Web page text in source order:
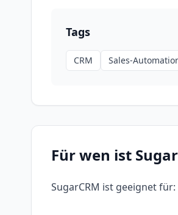
Tags
CRM Sales-
Für wen ist
SugarCRM ist geeignet für: